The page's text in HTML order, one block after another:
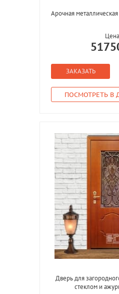
Арочная
Цена
ЗАКАЗАТЬ
ПОСМОТРЕТЬ В
Дверь для
стеклом и